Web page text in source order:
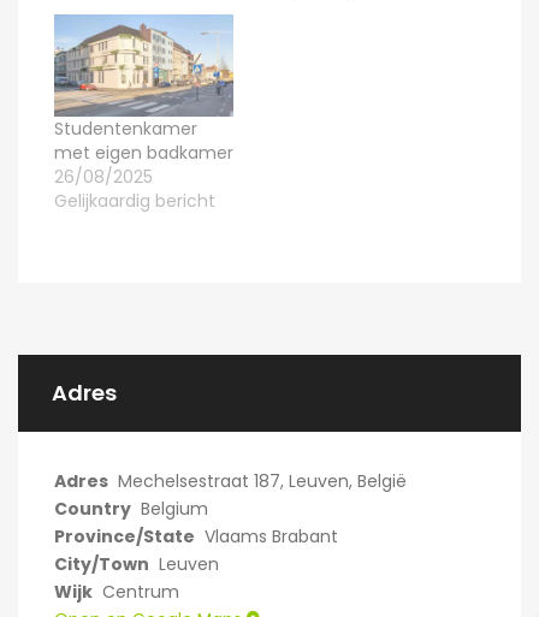
Studentenkamer
met eigen badkamer
26/08/2025
Gelijkaardig bericht
Adres
Adres Mechelsestraat 187, Leuven, België
Country Belgium
Province/State Vlaams Brabant
City/Town Leuven
Wijk Centrum